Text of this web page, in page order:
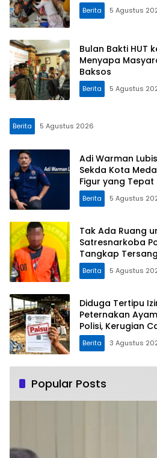
Berita 5 Agustus
Bulan Bakti HUT
Menyapa
Baksos
Berita 5 Agustus
Berita 5 Agustus 2026
Adi Warman
Sekda Kota
Figur yang Tepat
Berita 5 Agustus
Tak Ada Ruang
Satresnarkoba
Tangkap
Berita 5 Agustus
Diduga Tertipu
Peternakan
Polisi, Kerugian
Berita 3 Agustus
Popular Posts